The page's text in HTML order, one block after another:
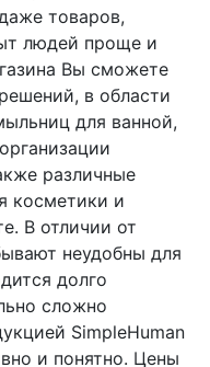
товаров,
людей проще и
Вы сможете
в области
для ванной,
различные
косметики и
В отличии от
неудобны для
долго
сложно
SimpleHuman
и понятно. Цены